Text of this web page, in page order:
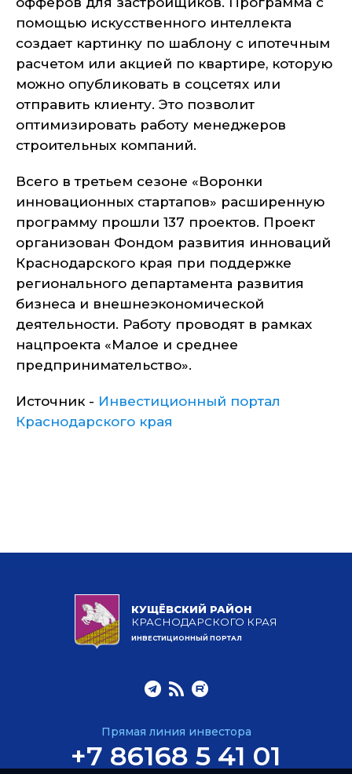
помощью искусственного интеллекта
создает картинку по шаблону с ипотечным
расчетом или акцией по квартире, которую
можно опубликовать в соцсетях или
отправить клиенту. Это позволит
оптимизировать работу менеджеров
строительных компаний.
Всего в третьем сезоне «Воронки
инновационных стартапов» расширенную
программу прошли 137 проектов. Проект
организован Фондом развития инноваций
Краснодарского края при поддержке
регионального департамента развития
бизнеса и внешнеэкономической
деятельности. Работу проводят в рамках
нацпроекта «Малое и среднее
предпринимательство».
Источник - Инвестиционный портал
Краснодарского края
КУЩЁВСКИЙ РАЙОН
КРАСНОДАРСКОГО КРАЯ
ИНВЕСТИЦИОННЫЙ ПОРТАЛ
Прямая линия инвестора
+7 86168 5 41 01